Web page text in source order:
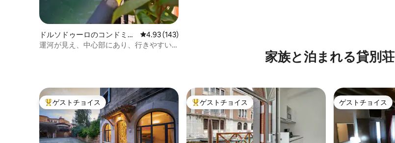
ドルソドゥーロのコンドミニ
アム
レビュー143件、5つ星中4.93つ星の平均評価
4.93 (143)
運河が見え、中心部にあり、行きやすい
家族と泊まれる貸別荘
大好評のゲストチョイスです。
ゲストチョイス 大好評のゲストチョイスです。
ゲストチョイス ゲストチョイス
ゲストチョイス